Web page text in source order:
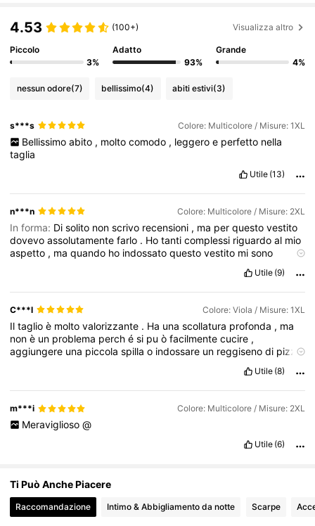
4.67 43K Follower
4.67
4.67
4.67 43K Follower
4.53 (100+) Visualizza altro
Piccolo
3%
Adatto
93%
Grande
4%
nessun odore(7) bellissimo(4) abiti estivi(3)
s***s Colore: Multicolore / Misure: 1XL
Bellissimo abito , molto comodo , leggero e perfetto nella
taglia
Utile (13)
n***n Colore: Multicolore / Misure: 2XL
In forma: Disolito nonscrivo recensioni , ma perquestovestito
dovevoassolutamentefarlo . Hotanticomplessi riguardoal mio
aspetto , maquando ho indossatoquestovestito misono
rendeancora più
belloedèsupervalorizzante.Loindosseròpraticamente
sempre
per tutta
Utile (9)
C***l Colore: Viola / Misure: 1XL
Iltaglioè moltovalorizzante . Ha unascollatura profonda , ma
nonè un problema perchési puòfacilmentecucire ,
aggiungere una piccolaspillao indossare un reggisenodi pizzo
similea
quelladiunpigiama.Nonsocosapensareoseloterrò.
Utile (8)
m***i Colore: Multicolore / Misure: 2XL
Meraviglioso @
Utile (6)
Ti Può Anche Piacere
Raccomandazione Intimo & Abbigliamento da notte Scarpe